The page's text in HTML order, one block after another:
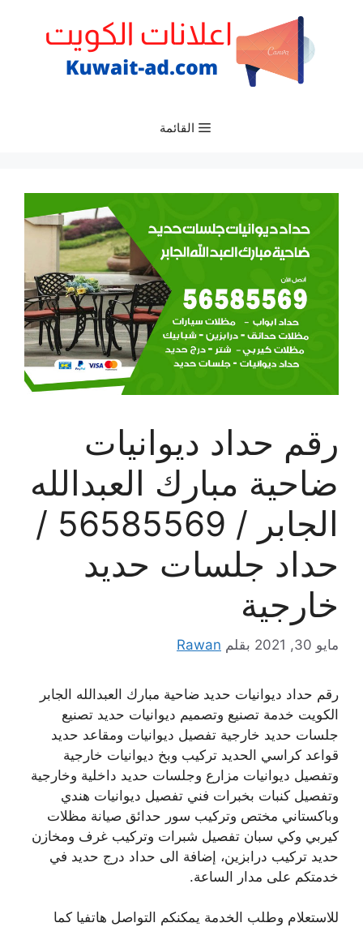
القائمة
رقم حداد ديوانيات
ضاحية مبارك العبدالله
الجابر / 56585569 /
حداد جلسات حديد
خارجية
مايو 30, 2021 بقلم Rawan
رقم حداد ديوانيات حديد ضاحية مبارك العبدالله الجابر
الكويت خدمة تصنيع وتصميم ديوانيات حديد تصنيع
جلسات حديد خارجية تفصيل ديوانيات ومقاعد حديد
قواعد كراسي الحديد تركيب وبخ ديوانيات خارجية
وتفصيل ديوانيات مزارع وجلسات حديد داخلية وخارجية
وتفصيل كنبات بخبرات فني تفصيل ديوانيات هندي
وباكستاني مختص وتركيب سور حدائق صيانة مظلات
كيربي وكي سبان تفصيل شبرات وتركيب غرف ومخازن
حديد تركيب درابزين، إضافة الى حداد درج حديد في
خدمتكم على مدار الساعة.
للاستعلام وطلب الخدمة يمكنكم التواصل هاتفيا كما